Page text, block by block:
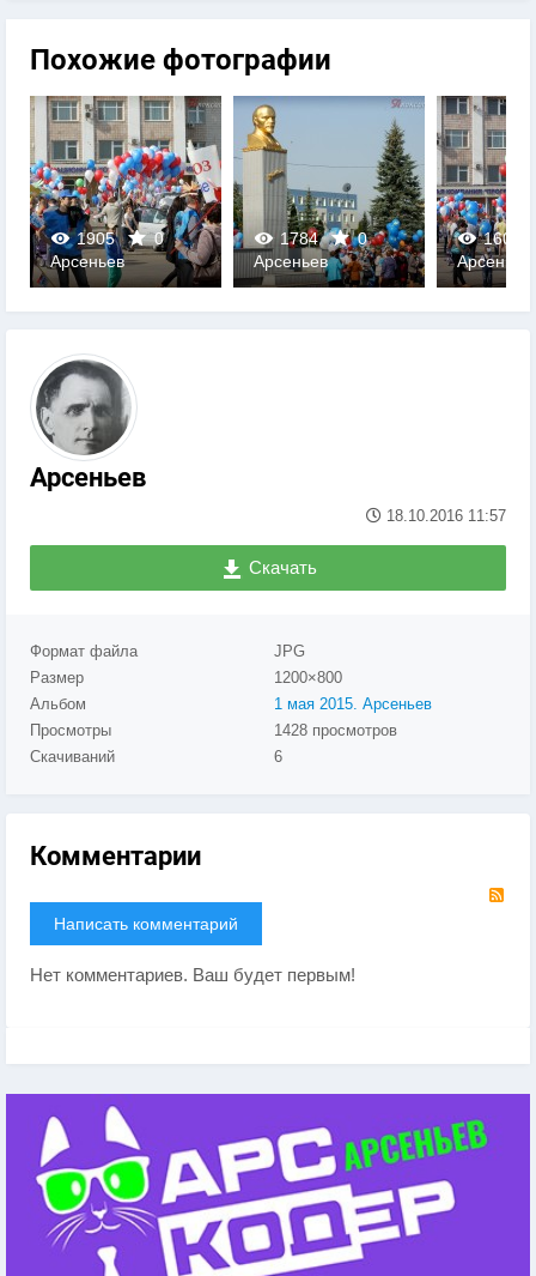
Похожие фотографии
1905
0
1784
0
0
Арсеньев
1605
0
0
Арсеньев
Арсеньев
18.10.2016 11:57
Скачать
Формат файла
JPG
Размер
1200×800
Альбом
1 мая 2015. Арсеньев
Просмотры
1428 просмотров
Скачиваний
6
Комментарии
Написать комментарий
Нет комментариев. Ваш будет первым!